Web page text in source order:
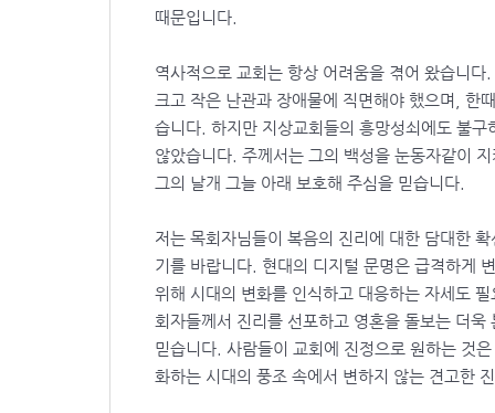
때문입니다.
역사적으로 교회는 항상 어려움을 겪어 왔습니
크고 작은 난관과 장애물에 직면해야 했으며, 한
습니다. 하지만 지상교회들의 흥망성쇠에도 불
않았습니다. 주께서는 그의 백성을 눈동자같이
그의 날개 그늘 아래 보호해 주심을 믿습니다.
저는 목회자님들이 복음의 진리에 대한 담대한
기를 바랍니다. 현대의 디지털 문명은 급격하게
위해 시대의 변화를 인식하고 대응하는 자세도
회자들께서 진리를 선포하고 영혼을 돌보는 더
믿습니다. 사람들이 교회에 진정으로 원하는 것
화하는 시대의 풍조 속에서 변하지 않는 견고한